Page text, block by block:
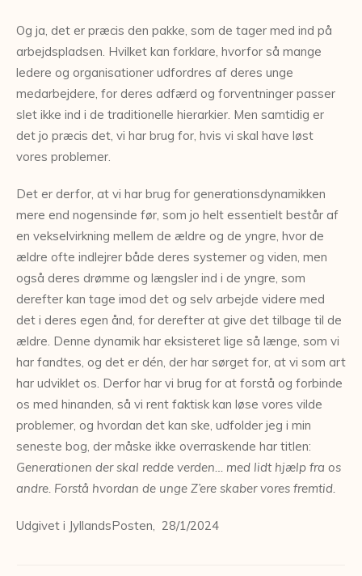
Og ja, det er præcis den pakke, som de tager med ind på
arbejdspladsen. Hvilket kan forklare, hvorfor så mange
ledere og organisationer udfordres af deres unge
medarbejdere, for deres adfærd og forventninger passer
slet ikke ind i de traditionelle hierarkier. Men samtidig er
det jo præcis det, vi har brug for, hvis vi skal have løst
vores problemer.
Det er derfor, at vi har brug for generationsdynamikken
mere end nogensinde før, som jo helt essentielt består af
en vekselvirkning mellem de ældre og de yngre, hvor de
ældre ofte indlejrer både deres systemer og viden, men
også deres drømme og længsler ind i de yngre, som
derefter kan tage imod det og selv arbejde videre med
det i deres egen ånd, for derefter at give det tilbage til de
ældre. Denne dynamik har eksisteret lige så længe, som vi
har fandtes, og det er dén, der har sørget for, at vi som art
har udviklet os. Derfor har vi brug for at forstå og forbinde
os med hinanden, så vi rent faktisk kan løse vores vilde
problemer, og hvordan det kan ske, udfolder jeg i min
seneste bog, der måske ikke overraskende har titlen:
Generationen der skal redde verden… med lidt hjælp fra os
andre. Forstå hvordan de unge Z’ere skaber vores fremtid.
Udgivet i JyllandsPosten, 28/1/2024